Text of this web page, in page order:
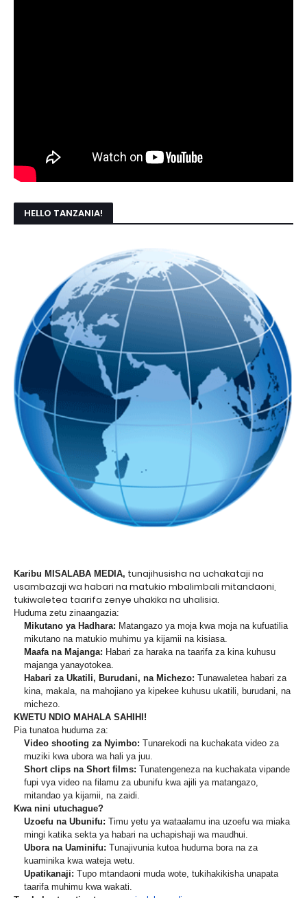
HELLO TANZANIA!
Karibu MISALABA MEDIA, tunajihusisha na uchakataji na
usambazaji wa habari na matukio mbalimbali mitandaoni,
tukiwaletea taarifa zenye uhakika na uhalisia.
Huduma zetu zinaangazia:
Mikutano ya Hadhara: Matangazo ya moja kwa moja na kufuatilia
mikutano na matukio muhimu ya kijamii na kisiasa.
Maafa na Majanga: Habari za haraka na taarifa za kina kuhusu
majanga yanayotokea.
Habari za Ukatili, Burudani, na Michezo: Tunawaletea habari za
kina, makala, na mahojiano ya kipekee kuhusu ukatili, burudani, na
michezo.
KWETU NDIO MAHALA SAHIHI!
Pia tunatoa huduma za:
Video shooting za Nyimbo: Tunarekodi na kuchakata video za
muziki kwa ubora wa hali ya juu.
Short clips na Short films: Tunatengeneza na kuchakata vipande
fupi vya video na filamu za ubunifu kwa ajili ya matangazo,
mitandao ya kijamii, na zaidi.
Kwa nini utuchague?
Uzoefu na Ubunifu: Timu yetu ya wataalamu ina uzoefu wa miaka
mingi katika sekta ya habari na uchapishaji wa maudhui.
Ubora na Uaminifu: Tunajivunia kutoa huduma bora na za
kuaminika kwa wateja wetu.
Upatikanaji: Tupo mtandaoni muda wote, tukihakikisha unapata
taarifa muhimu kwa wakati.